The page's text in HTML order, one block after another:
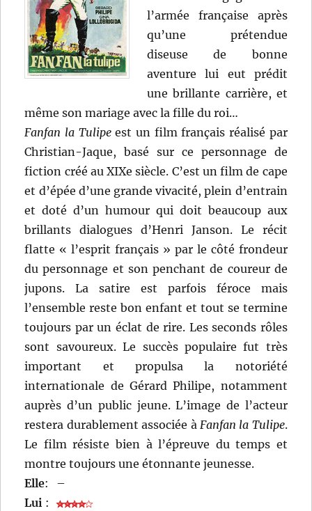
l’armée française après
qu’une prétendue
diseuse de bonne
aventure lui eut prédit
une brillante carrière, et
même son mariage avec la fille du roi…
Fanfan la Tulipeest un film français réalisé par
Christian-Jaque, basé sur ce personnage de
fiction créé au XIXe siècle. C’est un film de cape
et d’épée d’une grande vivacité, plein d’entrain
et doté d’un humour qui doit beaucoup aux
brillants dialogues d’Henri Janson. Le récit
flatte « l’esprit français » par le côté frondeur
du personnage et son penchant de coureur de
jupons. La satire est parfois féroce mais
l’ensemble reste bon enfant et tout se termine
toujours par un éclat de rire. Les seconds rôles
sont savoureux. Le succès populaire fut très
important et propulsa la notoriété
internationale de Gérard Philipe, notamment
auprès d’un public jeune. L’image de l’acteur
restera durablement associée à Fanfan la Tulipe.
Le film résiste bien à l’épreuve du temps et
montre toujours une étonnante jeunesse.
Elle:
–
Lui :